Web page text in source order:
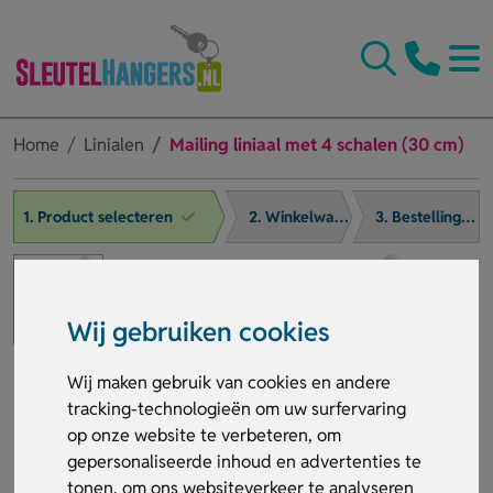
Wij gebruiken cookies
Wij maken gebruik van cookies en andere
tracking-technologieën om uw surfervaring
op onze website te verbeteren, om
gepersonaliseerde inhoud en advertenties te
tonen, om ons websiteverkeer te analyseren
Home Linialen Mailing liniaal met 4 schalen (30 cm)
1. Product selecteren 2. Winkelwagen 3. Bestelling afronden